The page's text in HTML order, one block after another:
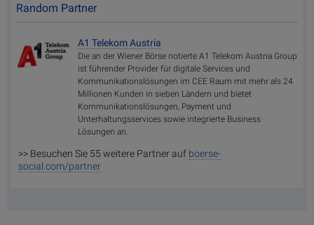
Random Partner
A1 Telekom Austria
Die an der Wiener Börse notierte A1 Telekom Austria Group
ist führender Provider für digitale Services und
Kommunikationslösungen im CEE Raum mit mehr als 24
Millionen Kunden in sieben Ländern und bietet
Kommunikationslösungen, Payment und
Unterhaltungsservices sowie integrierte Business
Lösungen an.
>> Besuchen Sie 55 weitere Partner auf boerse-
social.com/partner